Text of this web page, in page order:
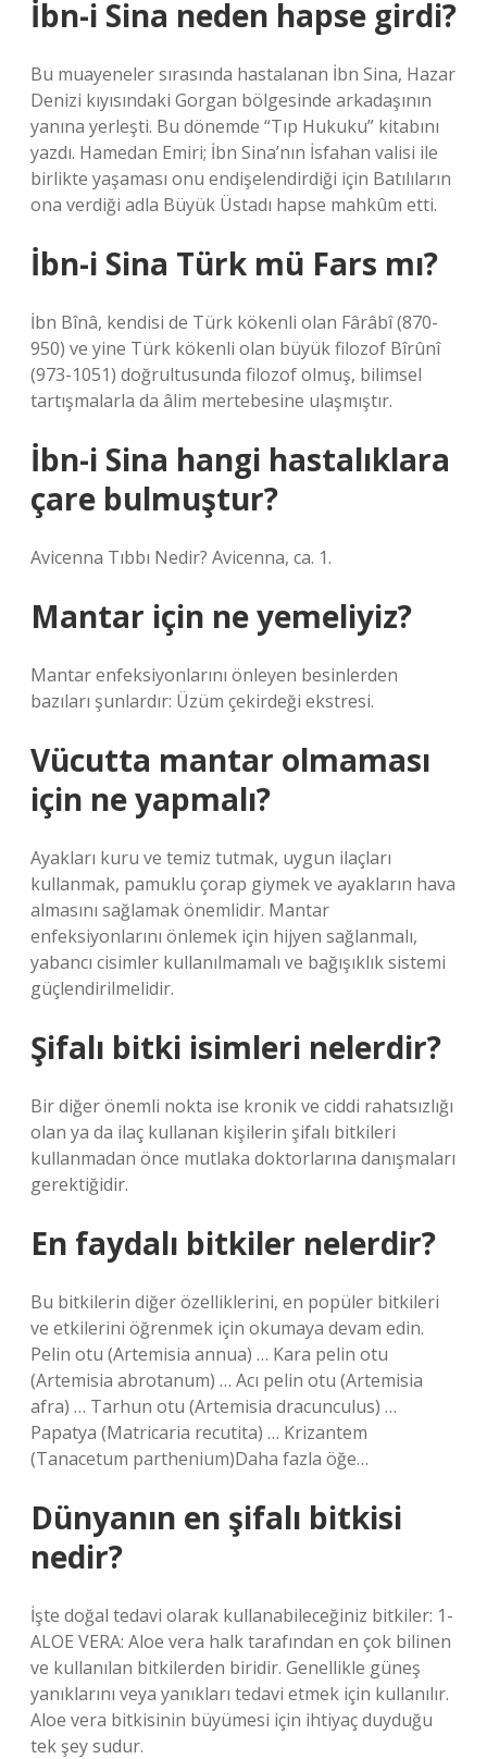
İbn-i Sina neden hapse girdi?
Bu muayeneler sırasında hastalanan İbn Sina, Hazar
Denizi kıyısındaki Gorgan bölgesinde arkadaşının
yanına yerleşti. Bu dönemde “Tıp Hukuku” kitabını
yazdı. Hamedan Emiri; İbn Sina’nın İsfahan valisi ile
birlikte yaşaması onu endişelendirdiği için Batılıların
ona verdiği adla Büyük Üstadı hapse mahkûm etti.
İbn-i Sina Türk mü Fars mı?
İbn Bînâ, kendisi de Türk kökenli olan Fârâbî (870-
950) ve yine Türk kökenli olan büyük filozof Bîrûnî
(973-1051) doğrultusunda filozof olmuş, bilimsel
tartışmalarla da âlim mertebesine ulaşmıştır.
İbn-i Sina hangi hastalıklara
çare bulmuştur?
Avicenna Tıbbı Nedir? Avicenna, ca. 1.
Mantar için ne yemeliyiz?
Mantar enfeksiyonlarını önleyen besinlerden
bazıları şunlardır: Üzüm çekirdeği ekstresi.
Vücutta mantar olmaması
için ne yapmalı?
Ayakları kuru ve temiz tutmak, uygun ilaçları
kullanmak, pamuklu çorap giymek ve ayakların hava
almasını sağlamak önemlidir. Mantar
enfeksiyonlarını önlemek için hijyen sağlanmalı,
yabancı cisimler kullanılmamalı ve bağışıklık sistemi
güçlendirilmelidir.
Şifalı bitki isimleri nelerdir?
Bir diğer önemli nokta ise kronik ve ciddi rahatsızlığı
olan ya da ilaç kullanan kişilerin şifalı bitkileri
kullanmadan önce mutlaka doktorlarına danışmaları
gerektiğidir.
En faydalı bitkiler nelerdir?
Bu bitkilerin diğer özelliklerini, en popüler bitkileri
ve etkilerini öğrenmek için okumaya devam edin.
Pelin otu (Artemisia annua) … Kara pelin otu
(Artemisia abrotanum) … Acı pelin otu (Artemisia
afra) … Tarhun otu (Artemisia dracunculus) …
Papatya (Matricaria recutita) … Krizantem
(Tanacetum parthenium)Daha fazla öğe…
Dünyanın en şifalı bitkisi
nedir?
İşte doğal tedavi olarak kullanabileceğiniz bitkiler: 1-
ALOE VERA: Aloe vera halk tarafından en çok bilinen
ve kullanılan bitkilerden biridir. Genellikle güneş
yanıklarını veya yanıkları tedavi etmek için kullanılır.
Aloe vera bitkisinin büyümesi için ihtiyaç duyduğu
tek şey sudur.